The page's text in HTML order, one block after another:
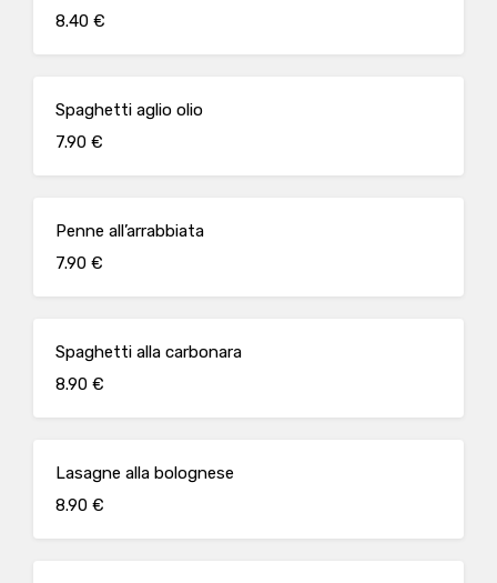
8.40 €
Spaghetti aglio olio
7.90 €
Penne all’arrabbiata
7.90 €
Spaghetti alla carbonara
8.90 €
Lasagne alla bolognese
8.90 €